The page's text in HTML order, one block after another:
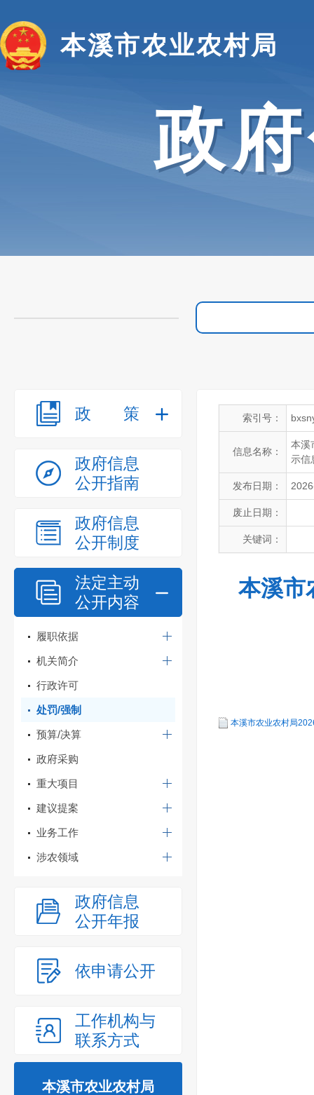
本溪市农业农村局
政
政策
政府信息
公开指南
政府信息
公开制度
法定主动
公开内容
履职依据
机关简介
行政许可
处罚/强制
预算/决算
政府采购
重大项目
建议提案
业务工作
涉农领域
政府信息
公开年报
依申请公开
工作机构与
联系方式
本溪市农业农村局
索引号：
信息名称：
本溪
示信
发布日期：
废止日期：
关键词：
本溪市
本溪市农业农村局